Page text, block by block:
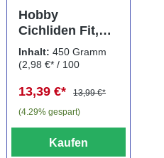
Hobby
Cichliden Fit,
450 g
Inhalt:450 Gramm
(2,98 €* / 100
13,39 €*
13,99 €*
(4.29% gespart)
Kaufen